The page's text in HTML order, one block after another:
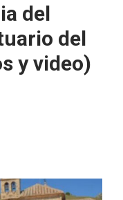
del
del
y video)